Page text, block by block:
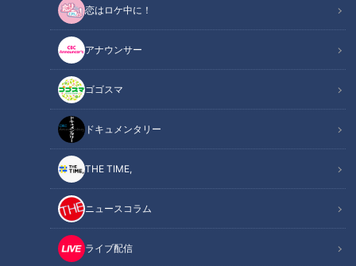
恋はロケ中に！
アナウンサー
ゴゴスマ
ドキュメンタリー
THE TIME,
ニュースコラム
ライブ配信